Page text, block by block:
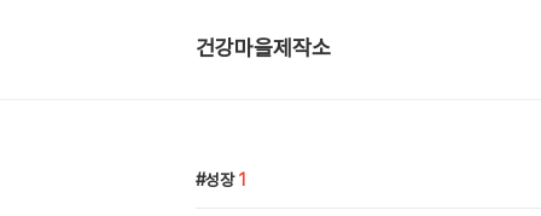
건강마을제작소
성장 1